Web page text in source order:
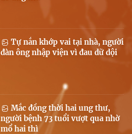
Tự nắn khớp vai tại nhà, người
đàn ông nhập viện vì đau dữ dội
Mắc đồng thời hai ung thư,
người bệnh 73 tuổi vượt qua nhờ
mổ hai thì